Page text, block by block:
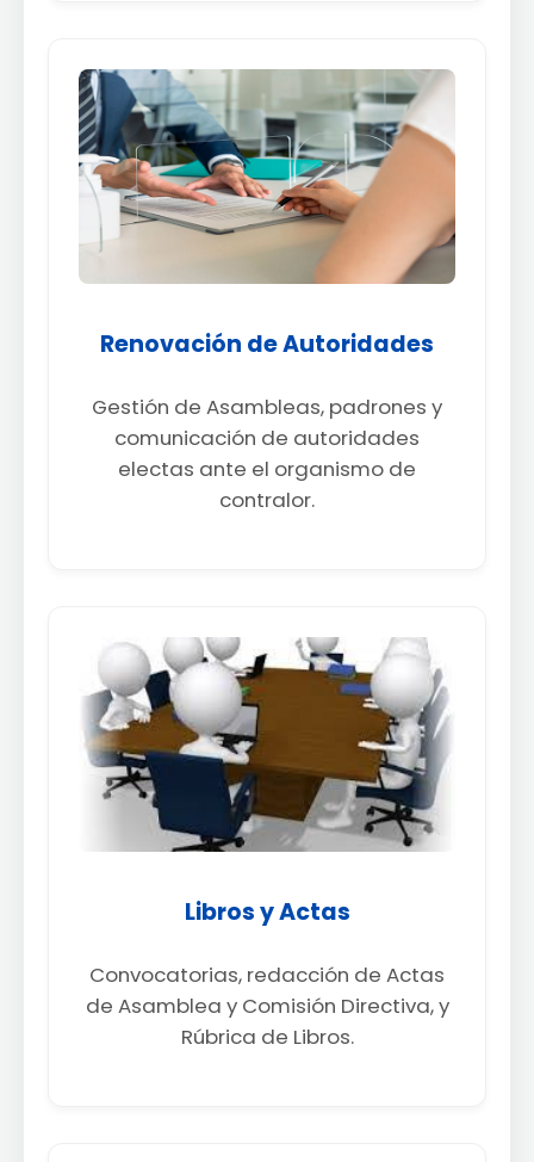
Renovación de Autoridades
Gestión de Asambleas, padrones y
comunicación de autoridades
electas ante el organismo de
contralor.
Libros y Actas
Convocatorias, redacción de Actas
de Asamblea y Comisión Directiva, y
Rúbrica de Libros.